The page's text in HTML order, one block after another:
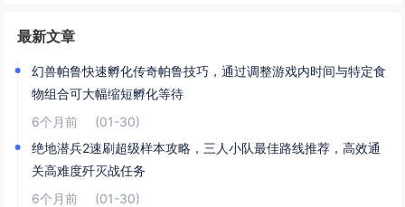
最新文章
幻兽帕鲁快速孵化传奇帕鲁技巧，通过调整游戏内时间与特定食
物组合可大幅缩短孵化等待
6个月前
(01-30)
绝地潜兵2速刷超级样本攻略，三人小队最佳路线推荐，高效通
关高难度歼灭战任务
6个月前
(01-30)